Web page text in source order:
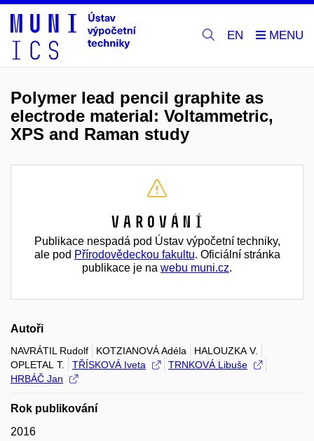
EN
Polymer lead pencil graphite as
electrode material: Voltammetric,
XPS and Raman study
Varování
Publikace nespadá pod Ústav výpočetní techniky,
ale pod Přírodovědeckou fakultu. Oficiální stránka
publikace je na webu muni.cz.
Autoři
NAVRÁTIL Rudolf KOTZIANOVÁ Adéla
HALOUZKA V.
OPLETAL T.
TŘÍSKOVÁ Iveta
TRNKOVÁ Libuše
HRBÁČ Jan
Rok publikování
2016